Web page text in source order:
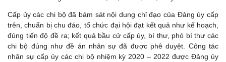
Cấp ủy các chi bộ đã bám sát nội dung chỉ đạo của Đảng ủy cấp
trên, chuẩn bị chu đáo, tổ chức đại hội đạt kết quả như kế hoạch,
đúng tiến độ đề ra; kết quả bầu cử cấp ủy, bí thư, phó bí thư các
chi bộ đúng như đề án nhân sự đã được phê duyệt. Công tác
nhân sự cấp ủy các chi bộ nhiệm kỳ 2020 – 2022 được Đảng ủy